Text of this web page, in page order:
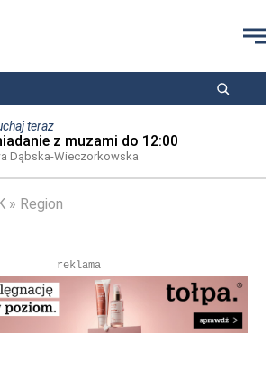
teraz
z muzami do 12:00
Dąbska-Wieczorkowska
Region
reklama